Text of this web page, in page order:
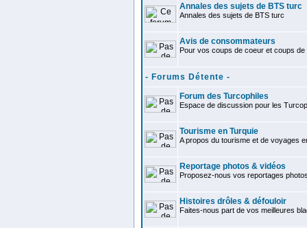
Annales des sujets de BTS turc
Annales des sujets de BTS turc
Avis de consommateurs
Pour vos coups de coeur et coups
- Forums Détente -
Forum des Turcophiles
Espace de discussion pour les
Tourisme en Turquie
A propos du tourisme et de voyages
Reportage photos & vidéos
Proposez-nous vos reportages
Histoires drôles & défouloir
Faites-nous part de vos meilleures